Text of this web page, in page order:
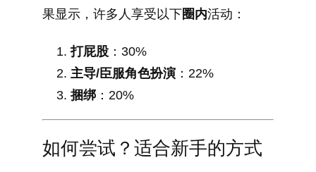
果显示，许多人享受以下圈内活动：
打屁股 ：30%
主导/臣服角色扮演 ：22%
捆绑 ：20%
如何尝试？适合新手的方式